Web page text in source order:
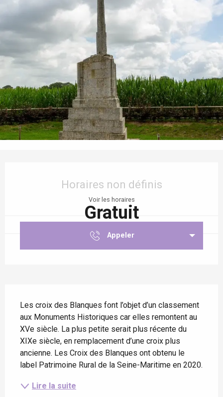
Horaires non définis
Voir les horaires
Gratuit
Appeler
Les croix des Blanques font l’objet d’un classement
aux Monuments Historiques car elles remontent au
XVe siècle. La plus petite serait plus récente du
XIXe siècle, en remplacement d’une croix plus
ancienne. Les Croix des Blanques ont obtenu le
label Patrimoine Rural de la Seine-Maritime en 2020.
Lire la suite